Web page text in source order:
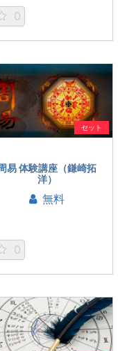
0
セット
易 体験講座（鎌崎拓
洋）
無料
0